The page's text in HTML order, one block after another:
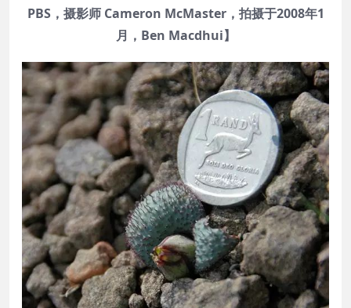
PBS，摄影师 Cameron McMaster，拍摄于2008年1
月，Ben Macdhui】